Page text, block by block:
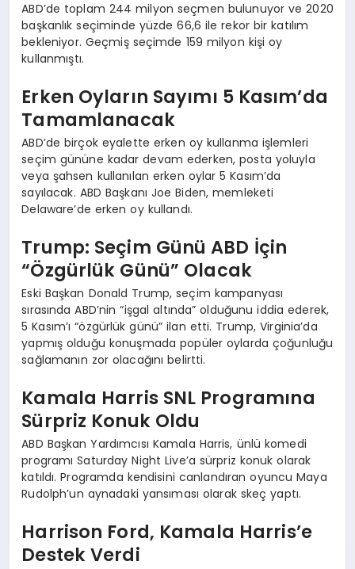
ABD’de toplam 244 milyon seçmen bulunuyor ve 2020
başkanlık seçiminde yüzde 66,6 ile rekor bir katılım
bekleniyor. Geçmiş seçimde 159 milyon kişi oy
kullanmıştı.
Erken Oyların Sayımı 5 Kasım’da
Tamamlanacak
ABD’de birçok eyalette erken oy kullanma işlemleri
seçim gününe kadar devam ederken, posta yoluyla
veya şahsen kullanılan erken oylar 5 Kasım’da
sayılacak. ABD Başkanı Joe Biden, memleketi
Delaware’de erken oy kullandı.
Trump: Seçim Günü ABD İçin
“Özgürlük Günü” Olacak
Eski Başkan Donald Trump, seçim kampanyası
sırasında ABD’nin “işgal altında” olduğunu iddia ederek,
5 Kasım’ı “özgürlük günü” ilan etti. Trump, Virginia’da
yapmış olduğu konuşmada popüler oylarda çoğunluğu
sağlamanın zor olacağını belirtti.
Kamala Harris SNL Programına
Sürpriz Konuk Oldu
ABD Başkan Yardımcısı Kamala Harris, ünlü komedi
programı Saturday Night Live’a sürpriz konuk olarak
katıldı. Programda kendisini canlandıran oyuncu Maya
Rudolph’un aynadaki yansıması olarak skeç yaptı.
Harrison Ford, Kamala Harris’e
Destek Verdi